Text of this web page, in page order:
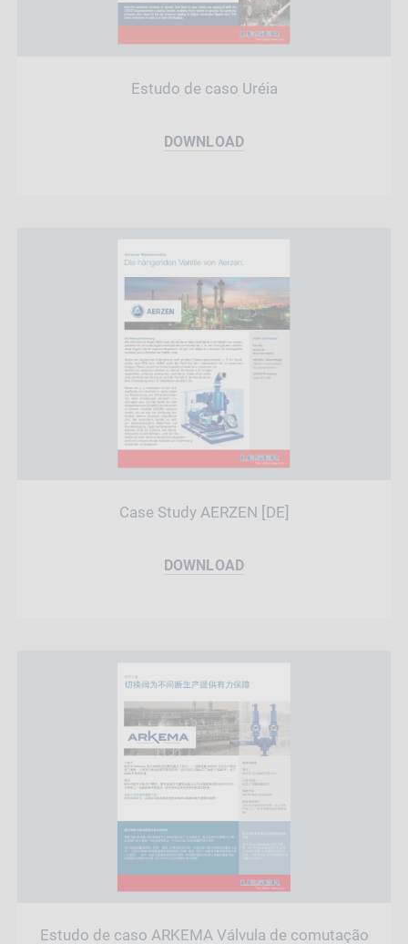
Estudo de caso Uréia
DOWNLOAD
Case Study AERZEN [DE]
DOWNLOAD
Estudo de caso ARKEMA Válvula de comutação